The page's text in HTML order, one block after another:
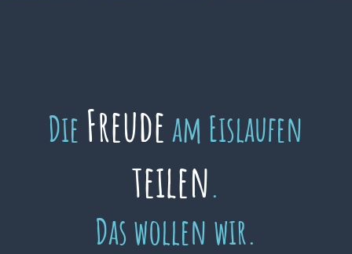
Die Freudeam Eislaufen
teilen.
Das wollen wir.